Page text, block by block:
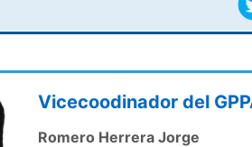
Vicecoodinador del
Romero Herrera Jorge